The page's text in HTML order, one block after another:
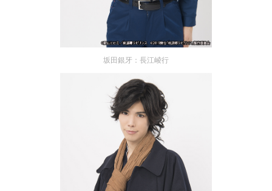
坂田銀牙：長江崚行